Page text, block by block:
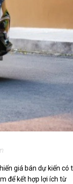
giá bán dự kiến có
để kết hợp lợi ích từ